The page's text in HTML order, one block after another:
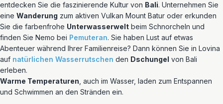
entdecken Sie die faszinierende Kultur von Bali. Unternehmen Sie
eine Wanderung zum aktiven Vulkan Mount Batur oder erkunden
Sie die farbenfrohe Unterwasserwelt beim Schnorcheln und
finden Sie Nemo bei Pemuteran. Sie haben Lust auf etwas
Abenteuer während Ihrer Familienreise? Dann können Sie in Lovina
auf natürlichen Wasserrutschen den Dschungel von Bali
erleben.
Warme Temperaturen , auch im Wasser, laden zum Entspannen
und Schwimmen an den Stränden ein.